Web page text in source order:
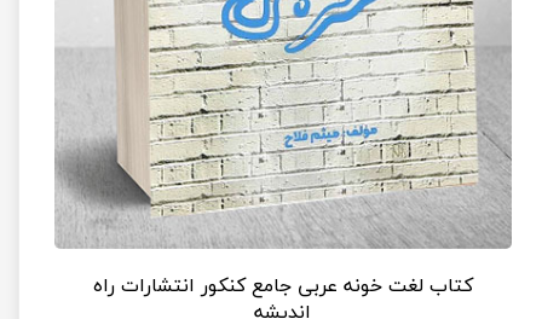
کتاب لغت خونه عربی جامع کنکور انتشارات راه
اندیشه